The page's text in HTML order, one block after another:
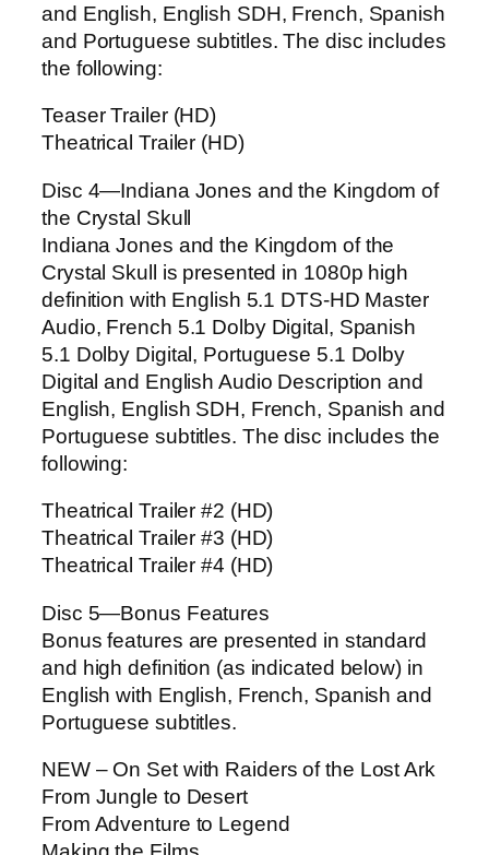
and English, English SDH, French, Spanish
and Portuguese subtitles. The disc includes
the following:
Teaser Trailer (HD)
Theatrical Trailer (HD)
Disc 4—Indiana Jones and the Kingdom of
the Crystal Skull
Indiana Jones and the Kingdom of the
Crystal Skull is presented in 1080p high
definition with English 5.1 DTS-HD Master
Audio, French 5.1 Dolby Digital, Spanish
5.1 Dolby Digital, Portuguese 5.1 Dolby
Digital and English Audio Description and
English, English SDH, French, Spanish and
Portuguese subtitles. The disc includes the
following:
Theatrical Trailer #2 (HD)
Theatrical Trailer #3 (HD)
Theatrical Trailer #4 (HD)
Disc 5—Bonus Features
Bonus features are presented in standard
and high definition (as indicated below) in
English with English, French, Spanish and
Portuguese subtitles.
NEW – On Set with Raiders of the Lost Ark
From Jungle to Desert
From Adventure to Legend